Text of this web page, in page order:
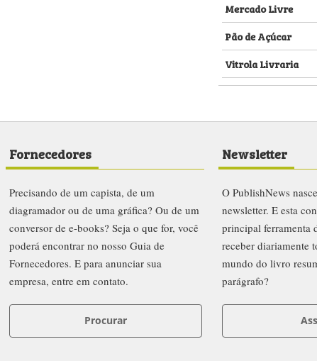
Mercado Livre
Pão de Açúcar
Vitrola Livraria
Fornecedores
Precisando de um capista, de um
diagramador ou de uma gráfica? Ou de um
conversor de e-books? Seja o que for, você
poderá encontrar no nosso Guia de
Fornecedores. E para anunciar sua
empresa, entre em contato.
Procurar
Newsletter
O PublishNews
newsletter. E esta
principal ferramenta
receber diariamente
mundo do livro
parágrafo?